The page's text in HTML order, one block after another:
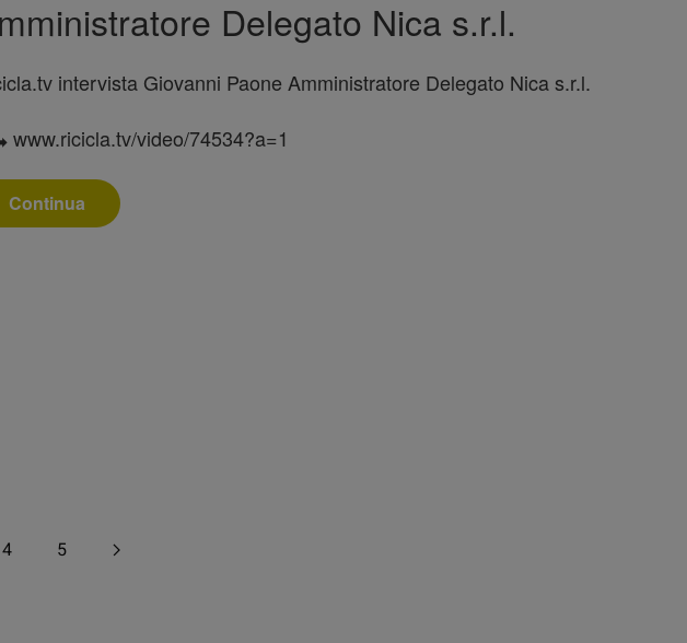
Delegato Nica s.r.l.
intervista Giovanni Paone Amministratore Delegato Nica s.r.l.
www.ricicla.tv/video/74534?a=1
Continua
4 5